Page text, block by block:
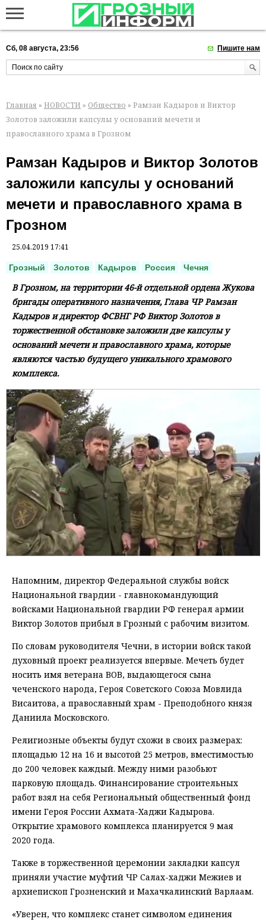
Сб, 08 августа, 23:56 Пишите нам
Главная » НОВОСТИ » Общество » Рамзан Кадыров и Виктор
Золотов заложили капсулы у оснований мечети и
православного храма в Грозном
Рамзан Кадыров и Виктор Золотов
заложили капсулы у оснований
мечети и православного храма в
Грозном
25.04.2019 17:41
Грозный Золотов Кадыров Россия Чечня
В Грозном, на территории 46-й отдельной ордена Жукова
бригады оперативного назначения, Глава ЧР Рамзан
Кадыров и директор ФСВНГ РФ Виктор Золотов в
торжественной обстановке заложили две капсулы у
оснований мечети и православного храма, которые
являются частью будущего уникального храмового
комплекса.
Напомним, директор Федеральной службы войск
Национальной гвардии - главнокомандующий
войсками Национальной гвардии РФ генерал армии
Виктор Золотов прибыл в Грозный с рабочим визитом.
По словам руководителя Чечни, в истории войск такой
духовный проект реализуется впервые. Мечеть будет
носить имя ветерана ВОВ, выдающегося сына
чеченского народа, Героя Советского Союза Мовлида
Висаитова, а православный храм - Преподобного князя
Даниила Московского.
Религиозные объекты будут схожи в своих размерах:
площадью 12 на 16 и высотой 25 метров, вместимостью
до 200 человек каждый. Между ними разобьют
парковую площадь. Финансирование строительных
работ взял на себя Региональный общественный фонд
имени Героя России Ахмата-Хаджи Кадырова.
Открытие храмового комплекса планируется 9 мая
2020 года.
Также в торжественной церемонии закладки капсул
приняли участие муфтий ЧР Салах-хаджи Межиев и
архиепископ Грозненский и Махачкалинский Варлаам.
«Уверен, что комплекс станет символом единения